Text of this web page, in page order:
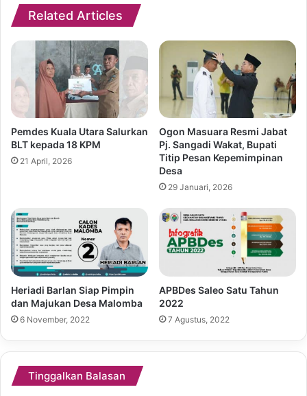
Related Articles
Pemdes Kuala Utara Salurkan
BLT kepada 18 KPM
21 April, 2026
Ogon Masuara Resmi Jabat
Pj. Sangadi Wakat, Bupati
Titip Pesan Kepemimpinan
Desa
29 Januari, 2026
Heriadi Barlan Siap Pimpin
dan Majukan Desa Malomba
6 November, 2022
APBDes Saleo Satu Tahun
2022
7 Agustus, 2022
Tinggalkan Balasan